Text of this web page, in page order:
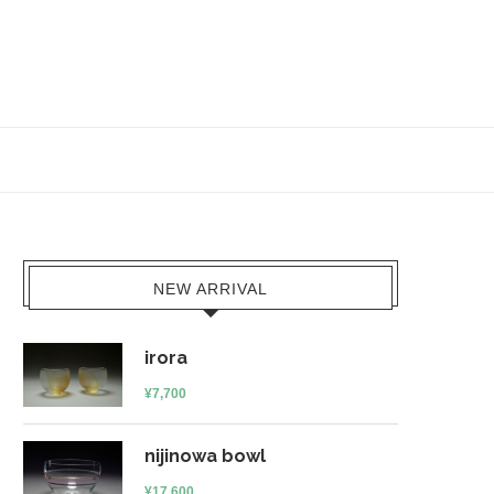
NEW ARRIVAL
irora
¥7,700
nijinowa bowl